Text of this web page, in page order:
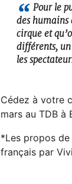
Pour le
des humains
cirque et
différents,
les
Cédez à votre
mars au TDB à
*Les propos de
français par